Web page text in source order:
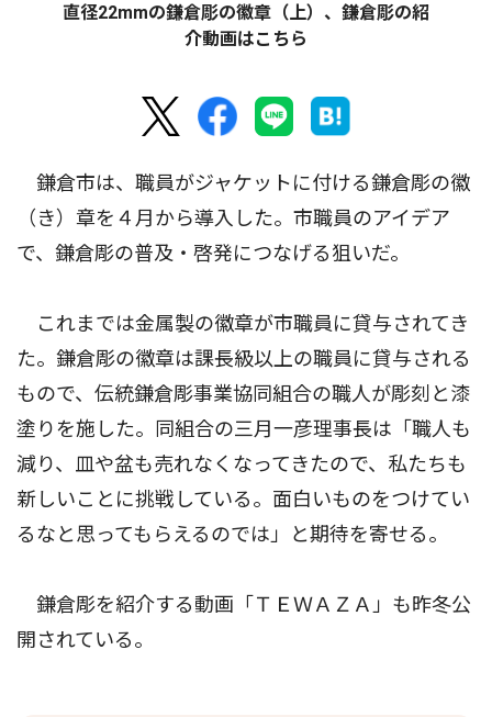
直径22mmの鎌倉彫の徽章（上）、鎌倉彫の紹
介動画はこちら
鎌倉市は、職員がジャケットに付ける鎌倉彫の徽
（き）章を４月から導入した。市職員のアイデア
で、鎌倉彫の普及・啓発につなげる狙いだ。
これまでは金属製の徽章が市職員に貸与されてき
た。鎌倉彫の徽章は課長級以上の職員に貸与される
もので、伝統鎌倉彫事業協同組合の職人が彫刻と漆
塗りを施した。同組合の三月一彦理事長は「職人も
減り、皿や盆も売れなくなってきたので、私たちも
新しいことに挑戦している。面白いものをつけてい
るなと思ってもらえるのでは」と期待を寄せる。
鎌倉彫を紹介する動画「ＴＥＷＡＺＡ」も昨冬公
開されている。